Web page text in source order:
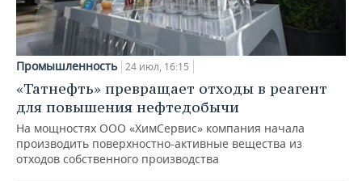
Промышленность 24 июл, 16:15
«Татнефть» превращает отходы в реагент
для повышения нефтедобычи
На мощностях ООО «ХимСервис» компания начала
производить поверхностно-активные вещества из
отходов собственного производства